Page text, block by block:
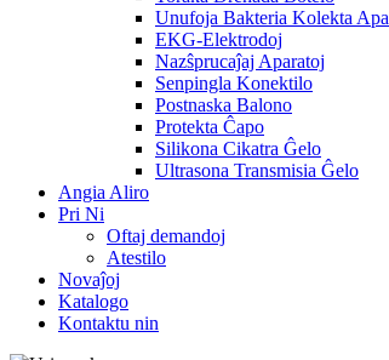
Unufoja Bakteria Kolekta
EKG-Elektrodoj
Nazŝprucaĵaj Aparatoj
Senpingla Konektilo
Postnaska Balono
Protekta Ĉapo
Silikona Cikatra Ĝelo
Ultrasona Transmisia Ĝelo
Angia Aliro
Pri Ni
Oftaj demandoj
Atestilo
Novaĵoj
Katalogo
Kontaktu nin